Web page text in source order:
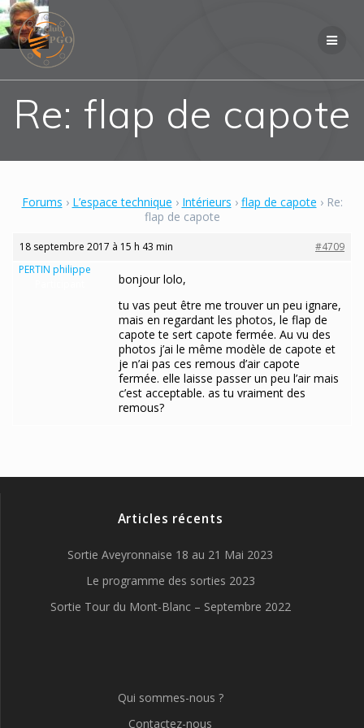
Re: flap de capote
Forums › L’espace technique › Intérieurs › flap de capote › Re:
flap de capote
18 septembre 2017 à 15 h 43 min
#4709
PERTIN philippe
bonjour lolo,
tu vas peut être me trouver un peu ignare,
mais en regardant les photos, le flap de
capote te sert capote fermée. Au vu des
photos j’ai le même modèle de capote et
je n’ai pas ces remous d’air capote
fermée. elle laisse passer un peu l’air mais
c’est acceptable. as tu vraiment des
remous?
Articles récents
Sortie Aveyronnaise 18 au 21 Mai 2023
Le programme des sorties 2023
Sortie Tour du Mont-Blanc – Septembre 2022
Qui sommes-nous ?
Contactez-nous